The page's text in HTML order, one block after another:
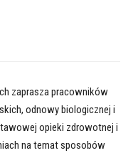
zaprasza pracowników
odnowy biologicznej i
opieki zdrowotnej i
na temat sposobów